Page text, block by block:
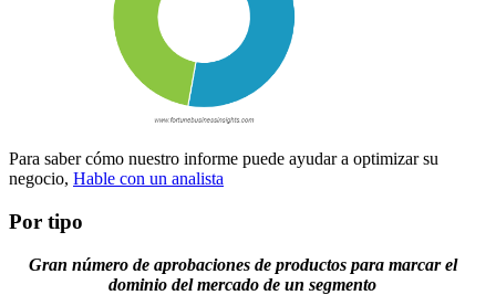
Para saber cómo nuestro informe puede ayudar a optimizar su
negocio, Hable con un analista
Por tipo
Gran número de aprobaciones de productos para marcar el
dominio del mercado de un segmento